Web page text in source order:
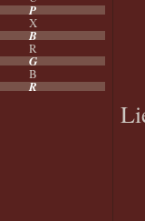
P
X
B
R
G
B
R